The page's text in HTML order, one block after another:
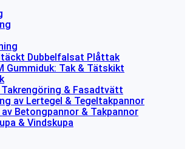
Dubbelfalsat Plåttak
Gummiduk: Tak & Tätskikt
& Fasadtvätt
av Lertegel & Tegeltakpannor
Betongpannor & Takpannor
& Vindskupa